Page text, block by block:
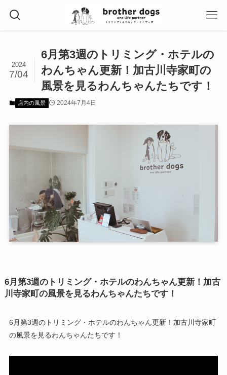
6月第3週のトリミング・ホテルの
わんちゃん更新！加古川寺家町の
風景を見るわんちゃんたちです！
2024
7/04
店内の風景 2024年7月4日
6月第3週のトリミング・ホテルのわんちゃん更新！加古
川寺家町の風景を見るわんちゃんたちです！
6月第3週のトリミング・ホテルのわんちゃん更新！加古川寺家町
の風景を見るわんちゃんたちです！